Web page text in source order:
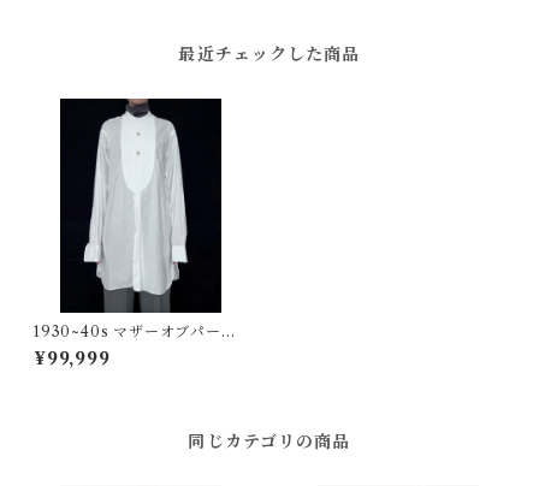
最近チェックした商品
1930~40s マザーオブパール
ボタンドレスシャツ イギリス
ヴィンテージ
¥99,999
同じカテゴリの商品